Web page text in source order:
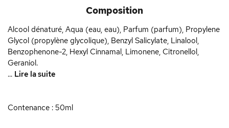
Composition
Alcool dénaturé, Aqua (eau, eau), Parfum (parfum), Propylene
Glycol (propylène glycolique), Benzyl Salicylate, Linalool,
Benzophenone-2, Hexyl Cinnamal, Limonene, Citronellol,
Geraniol.
... Lire la suite
Contenance : 50ml